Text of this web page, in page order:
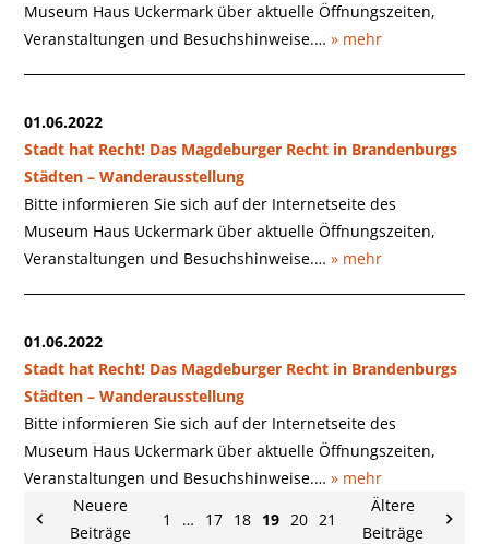
Museum Haus Uckermark über aktuelle Öffnungszeiten,
Veranstaltungen und Besuchshinweise.…» mehr
01.06.2022
Stadt hat Recht! Das Magdeburger Recht in Brandenburgs
Städten – Wanderausstellung
Bitte informieren Sie sich auf der Internetseite des
Museum Haus Uckermark über aktuelle Öffnungszeiten,
Veranstaltungen und Besuchshinweise.…» mehr
01.06.2022
Stadt hat Recht! Das Magdeburger Recht in Brandenburgs
Städten – Wanderausstellung
Bitte informieren Sie sich auf der Internetseite des
Museum Haus Uckermark über aktuelle Öffnungszeiten,
Veranstaltungen und Besuchshinweise.…» mehr
Neuere
Beiträge
1 … 17 18 19 20 21
Ältere
Beiträge